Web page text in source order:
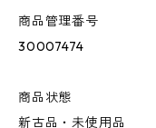
商品管理番号
30007474
商品状態
新古品・未使用品